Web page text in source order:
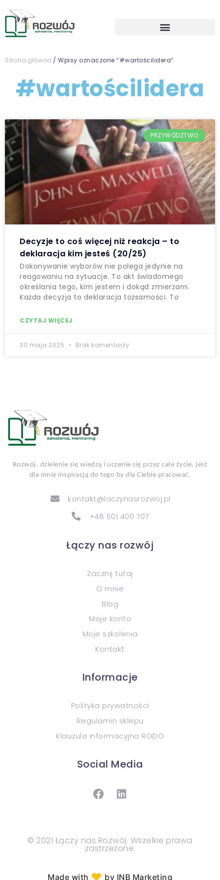
Strona główna / Wpisy oznaczone “#wartościlidera”
#wartościlidera
PRZYWÓDZTWO
Decyzje to coś więcej niż reakcja – to
deklaracja kim jesteś (20/25)
Dokonywanie wyborów nie polega jedynie na
reagowaniu na sytuacje. To akt świadomego
określania tego, kim jestem i dokąd zmierzam.
Każda decyzja to deklaracja tożsamości. To
CZYTAJ WIĘCEJ
30 maja 2025 Brak komentarzy
Rozwój, dzielenie się wiedzą i uczenie się przez całe życie, jest
dla mnie inspiracją do tego by dla Ciebie pracować.
kontakt@laczynasrozwoj.pl
+48 601 400 707
Łączy nas rozwój
Zacznij tutaj
O mnie
Blog
Moje konto
Moje szkolenia
Kontakt
Informacje
Polityka prywatności
Regulamin sklepu
Klauzula informacyjna RODO
Social Media
© 2021 Łączy nas Rozwój. Wszelkie prawa
zastrzeżone.
Made with ♥︎ by INB Marketing